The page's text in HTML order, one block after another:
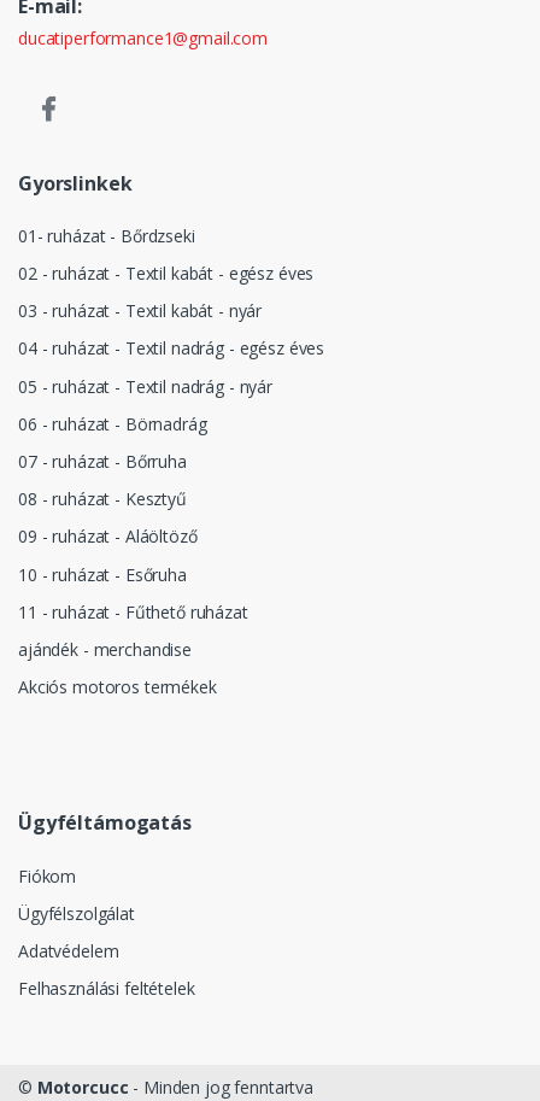
E-mail:
ducatiperformance1@gmail.com
Gyorslinkek
01- ruházat - Bőrdzseki
02 - ruházat - Textil kabát - egész éves
03 - ruházat - Textil kabát - nyár
04 - ruházat - Textil nadrág - egész éves
05 - ruházat - Textil nadrág - nyár
06 - ruházat - Börnadrág
07 - ruházat - Bőrruha
08 - ruházat - Kesztyű
09 - ruházat - Aláöltöző
10 - ruházat - Esőruha
11 - ruházat - Fűthető ruházat
ajándék - merchandise
Akciós motoros termékek
Ügyféltámogatás
Fiókom
Ügyfélszolgálat
Adatvédelem
Felhasználási feltételek
© Motorcucc - Minden jog fenntartva